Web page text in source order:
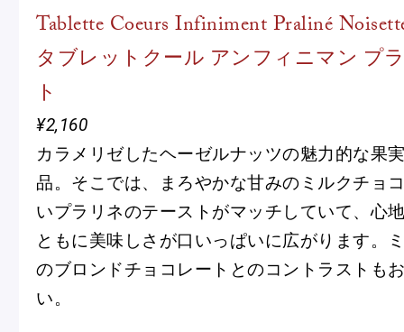
Tablette Coeurs Infiniment Praliné
タブレットクール アンフィニマン プ
ト
¥2,160
カラメリゼしたヘーゼルナッツの魅力的な果
品。そこでは、まろやかな甘みのミルクチョ
いプラリネのテーストがマッチしていて、心
ともに美味しさが口いっぱいに広がります。
のブロンドチョコレートとのコントラストも
い。